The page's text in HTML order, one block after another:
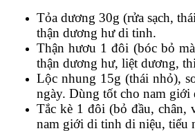
Tỏa dương 30g (rửa sạch,
thận dương hư di tinh.
Thận hươu 1 đôi (bóc bỏ
thận dương hư, liệt dương,
Lộc nhung 15g (thái nhỏ),
ngày. Dùng tốt cho nam
Tắc kè 1 đôi (bỏ đầu, chân,
nam giới di tinh di niệu, tiểu